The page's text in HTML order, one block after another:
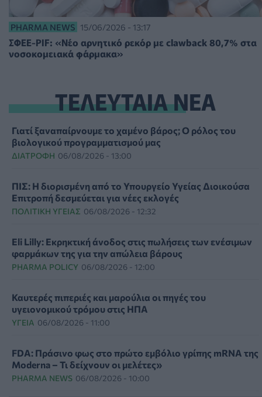
PHARMA NEWS 15/06/2026 - 13:17
ΣΦΕΕ-PIF: «Νέο αρνητικό ρεκόρ με clawback 80,7% στα
νοσοκομειακά φάρμακα»
ΤΕΛΕΥΤΑΙΑ ΝΕΑ
Γιατί ξαναπαίρνουμε το χαμένο βάρος; Ο ρόλος του
βιολογικού προγραμματισμού μας
ΔΙΑΤΡΟΦΉ 06/08/2026 - 13:00
ΠΙΣ: Η διορισμένη από το Υπουργείο Υγείας Διοικούσα
Επιτροπή δεσμεύεται για νέες εκλογές
ΠΟΛΙΤΙΚΉ ΥΓΕΊΑΣ 06/08/2026 - 12:32
Eli Lilly: Εκρηκτική άνοδος στις πωλήσεις των ενέσιμων
φαρμάκων της για την απώλεια βάρους
PHARMA POLICY 06/08/2026 - 12:00
Καυτερές πιπεριές και μαρούλια οι πηγές του
υγειονομικού τρόμου στις ΗΠΑ
ΥΓΕΊΑ 06/08/2026 - 11:00
FDA: Πράσινο φως στο πρώτο εμβόλιο γρίπης mRNA της
Moderna – Τι δείχνουν οι μελέτες»
PHARMA NEWS 06/08/2026 - 10:00